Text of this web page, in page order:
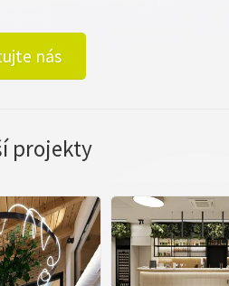
nás
projekty